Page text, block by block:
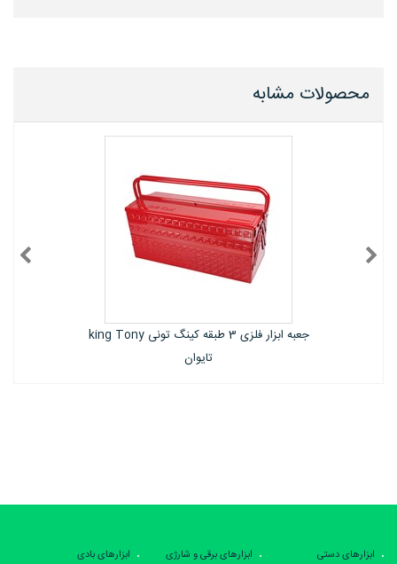
محصولات مشابه
میز کار کشویی رومیزی کینگ تونی king tony
ابزارهای دستی ابزارهای برقی و شارژی
ابزارهای بادی